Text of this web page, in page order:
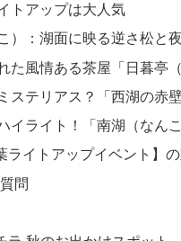
トアップは大人気
）：湖面に映る逆さ松と
た風情ある茶屋「日暮亭
ステリアス？「西湖の赤
イライト！「南湖（なん
ライトアップイベント】
問